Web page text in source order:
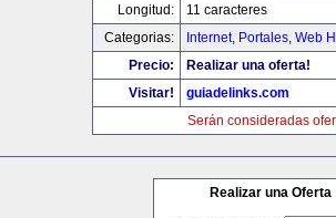
Longitud:
11 caracteres
Categorias:
Internet, Portales, Web
Precio:
Realizar una oferta!
Visitar!
guiadelinks.com
Serán consideradas
Realizar una Oferta